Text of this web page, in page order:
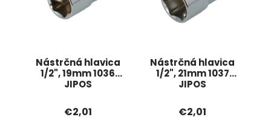
Nástrčná hlavica
1/2", 19mm 1036
JIPOS
€2,01
Nástrčná hlavica
1/2", 21mm 1037
JIPOS
€2,01